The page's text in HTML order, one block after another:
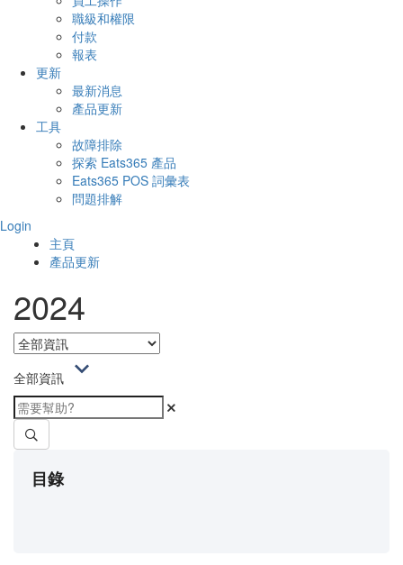
職級和權限
付款
報表
更新
最新消息
產品更新
工具
故障排除
探索 Eats365 產品
Eats365 POS 詞彙表
問題排解
Login
主頁
產品更新
2024
全部資訊
目錄